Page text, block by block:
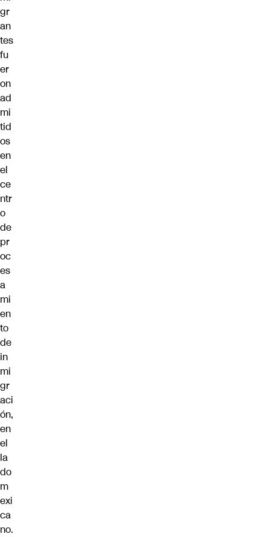
gr
an
tes
fu
er
on
ad
mi
tid
os
en
el
ce
ntr
o
de
pr
oc
es
a
mi
en
to
de
in
mi
gr
aci
ón,
en
el
la
do
m
exi
ca
no.